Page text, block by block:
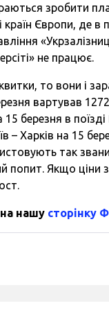
зробити
країн Європи, де в
не працює.
то вони і
вартував
15 березня в
– Харків на 15
так
попит. Якщо
на нашу сторінку